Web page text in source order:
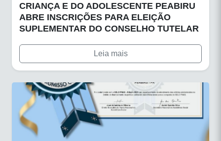
CRIANÇA E DO ADOLESCENTE PEABIRU
ABRE INSCRIÇÕES PARA ELEIÇÃO
SUPLEMENTAR DO CONSELHO TUTELAR
Leia mais